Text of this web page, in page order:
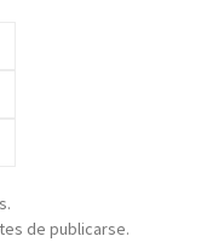
de publicarse.